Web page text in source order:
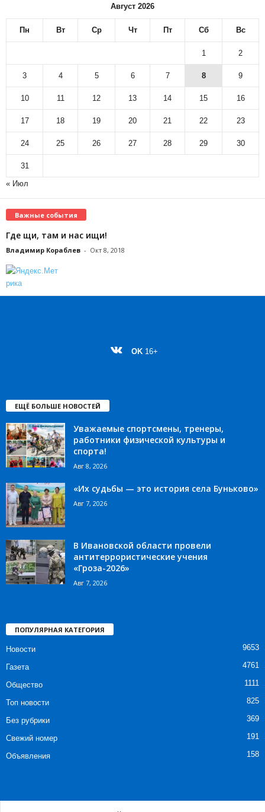
Август 2026
Пн Вт Ср Чт Пт Сб Вс
1 2
3 4 5 6 7 8 9
10 11 12 13 14 15 16
17 18 19 20 21 22 23
24 25 26 27 28 29 30
31
« Июл
Важные события
Где щи, там и нас ищи!
Владимир Кораблев - Окт 8, 2018
OK 16+
ЕЩЁ БОЛЬШЕ НОВОСТЕЙ
Уважаемые спортсмены, тренеры,
работники физической культуры и
спорта!
Авг 8, 2026
«Их судьбы — это история села Буньково»
Авг 7, 2026
В Ивановской области провели
антитеррористические учения
«Гроза-2026»
Авг 7, 2026
ПОПУЛЯРНАЯ КАТЕГОРИЯ
Новости 9653
Газета 4761
Общество 1111
Топ новости 825
Без рубрики 369
Свежий номер 191
Объявления 158